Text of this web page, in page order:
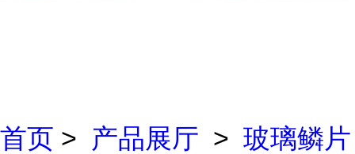
首页 > 产品展厅 > 玻璃鳞片